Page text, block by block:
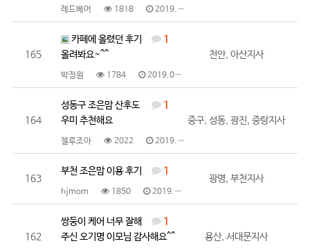
레드베어 1818 2019.05.14
165
1
카페에 올렸던 후기
올려봐요~^^
박정원 1784 2019.05.14
천안, 아산지사
164
1
성동구 조은맘 산후도
우미 추천해요
젤루조아 2022 2019.05.08
중구, 성동, 광진, 중랑지사
163
1
부천 조은맘 이용 후기
hjmom 1850 2019.05.06
광명, 부천지사
162
1
쌍둥이 케어 너무 잘해
주신 오기명 이모님 감사해요^^
용산, 서대문지사